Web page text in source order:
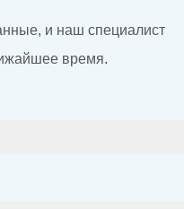
и наш специалист
время.